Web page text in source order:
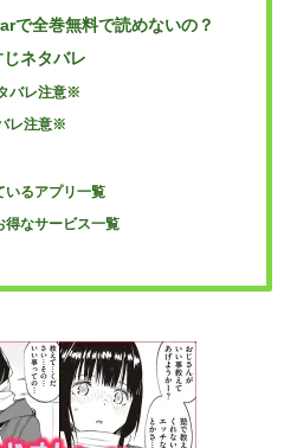
で全巻無料で読めないの？
ネタバレ
バレ注意※
レ注意※
いるアプリ一覧
得なサービス一覧